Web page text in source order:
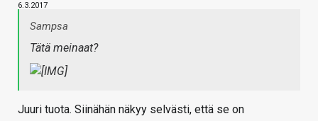
6.3.2017
Sampsa
Tätä meinaat?
Juuri tuota. Siinähän näkyy selvästi, että se on